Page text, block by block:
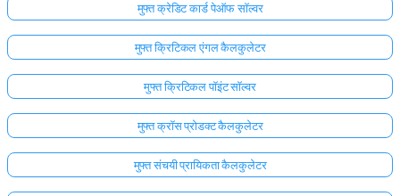
मुफ्त क्रेडिट कार्ड पेऑफ सॉल्वर
मुफ्त क्रिटिकल एंगल कैलकुलेटर
मुफ्त क्रिटिकल पॉइंट सॉल्वर
मुफ्त क्रॉस प्रोडक्ट कैलकुलेटर
मुफ्त संचयी प्रायिकता कैलकुलेटर